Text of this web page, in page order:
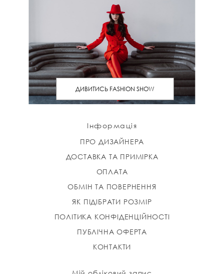
ДИВИТИСЬ FASHION SHOW
Інформація
ПРО ДИЗАЙНЕРА
ДОСТАВКА ТА ПРИМІРКА
ОПЛАТА
ОБМІН ТА ПОВЕРНЕННЯ
ЯК ПІДІБРАТИ РОЗМІР
ПОЛІТИКА КОНФІДЕНЦІЙНОСТІ
ПУБЛІЧНА ОФЕРТА
КОНТАКТИ